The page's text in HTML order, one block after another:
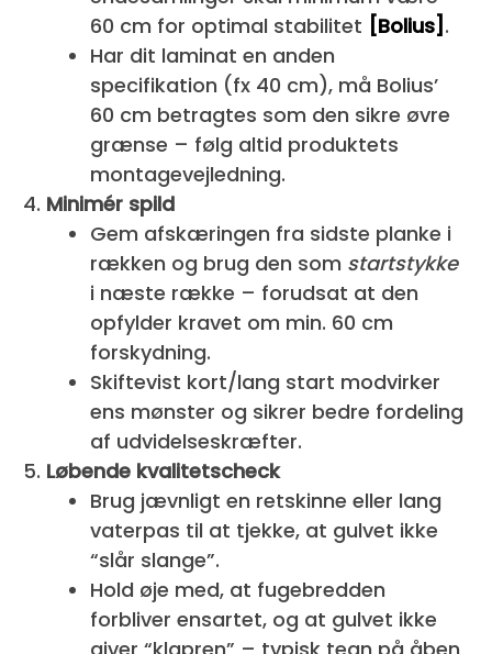
60 cm for optimal stabilitet [Bolius] .
Har dit laminat en anden
specifikation (fx 40 cm), må Bolius’
60 cm betragtes som den sikre øvre
grænse – følg altid produktets
montagevejledning.
Minimér spild
Gem afskæringen fra sidste planke i
rækken og brug den som startstykke
i næste række – forudsat at den
opfylder kravet om min. 60 cm
forskydning.
Skiftevist kort/lang start modvirker
ens mønster og sikrer bedre fordeling
af udvidelseskræfter.
Løbende kvalitetscheck
Brug jævnligt en retskinne eller lang
vaterpas til at tjekke, at gulvet ikke
“slår slange”.
Hold øje med, at fugebredden
forbliver ensartet, og at gulvet ikke